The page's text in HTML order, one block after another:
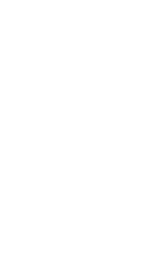
手】ハッ